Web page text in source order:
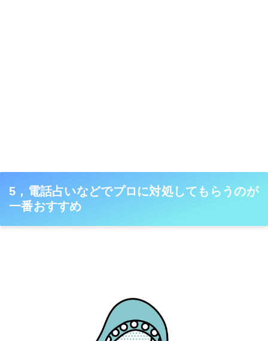
5，電話占いなどでプロに対処してもらうのが
一番おすすめ